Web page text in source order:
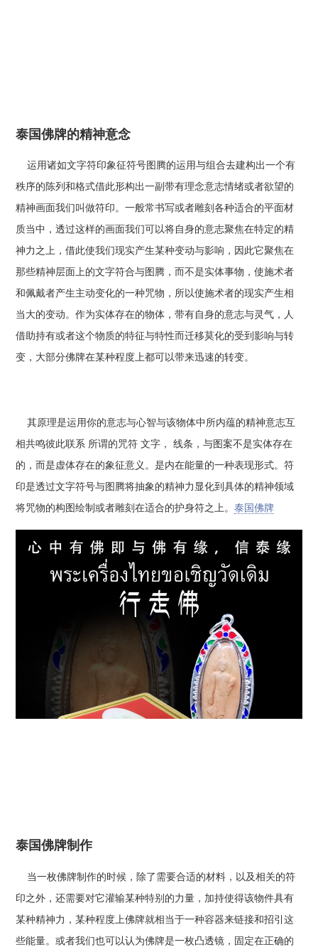
泰国佛牌的精神意念
运用诸如文字符印象征符号图腾的运用与组合去建构出一个有
秩序的陈列和格式借此形构出一副带有理念意志情绪或者欲望的
精神画面我们叫做符印。一般常书写或者雕刻各种适合的平面材
质当中，透过这样的画面我们可以将自身的意志聚焦在特定的精
神力之上，借此使我们现实产生某种变动与影响，因此它聚焦在
那些精神层面上的文字符合与图腾，而不是实体事物，使施术者
和佩戴者产生主动变化的一种咒物，所以使施术者的现实产生相
当大的变动。作为实体存在的物体，带有自身的意志与灵气，人
借助持有或者这个物质的特征与特性而迁移莫化的受到影响与转
变，大部分佛牌在某种程度上都可以带来迅速的转变。
其原理是运用你的意志与心智与该物体中所内蕴的精神意志互
相共鸣彼此联系 所谓的咒符 文字， 线条，与图案不是实体存在
的，而是虚体存在的象征意义。是内在能量的一种表现形式。符
印是透过文字符号与图腾将抽象的精神力显化到具体的精神领域
将咒物的构图绘制或者雕刻在适合的护身符之上。泰国佛牌
泰国佛牌制作
当一枚佛牌制作的时候，除了需要合适的材料，以及相关的符
印之外，还需要对它灌输某种特别的力量，加持使得该物件具有
某种精神力，某种程度上佛牌就相当于一种容器来链接和招引这
些能量。或者我们也可以认为佛牌是一枚凸透镜，固定在正确的